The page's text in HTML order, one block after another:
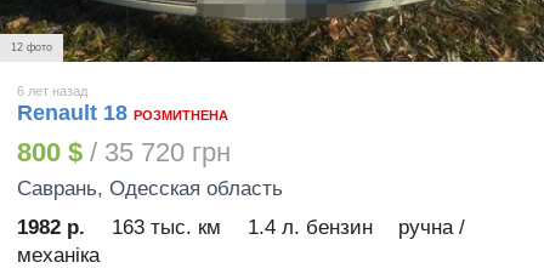
12 фото
6 лет назад
Renault 18 РОЗМИТНЕНА
800 $ / 35 720 грн
Саврань, Одесская область
1982 р.
163 тыс. км 1.4 л. бензин
ручна /
механіка